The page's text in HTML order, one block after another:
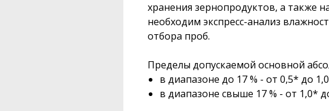
хранения зернопродук­тов, а также
необходим экс­пресс-анализ
отбора проб.
Пределы допускаемой основной
в диапазоне до 17 % - от 0,5* до 1,0
в диапазоне свыше 17 % - от 1,0*